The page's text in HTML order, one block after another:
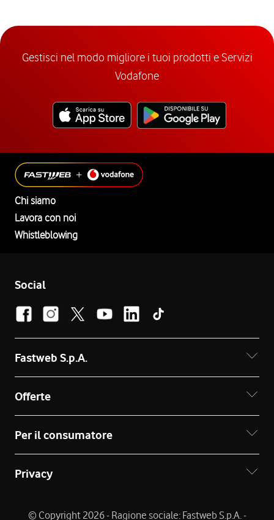
Gestisci nel modo migliore i tuoi prodotti e Servizi
Vodafone
Chi siamo
Lavora con noi
Whistleblowing
Social
Fastweb S.p.A.
Offerte
Per il consumatore
Privacy
© Copyright 2026 - Ragione sociale: Fastweb S.p.A. -